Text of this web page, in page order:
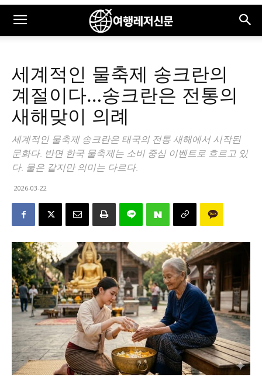
세계적인 물축제 송크란의
계절이다…송크란은 전통의
새해맞이 의례
세계적인 물축제 송크란은 태국의 전통 새해에서 시작된
문화다. 반면 한국 물축제는 소비 중심 이벤트로 흐르고 있
다. 물은 같지만 의미는 다르다.
2026-03-22